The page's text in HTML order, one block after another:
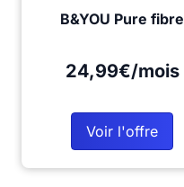
B&YOU Pure fibre
24,99€/mois
Voir l'offre